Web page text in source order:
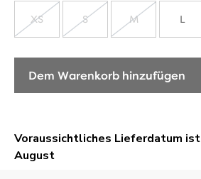
AUSVERKAUFT
XS
AUSVERKAUFT
S M L
Dem Warenkorb hinzufügen